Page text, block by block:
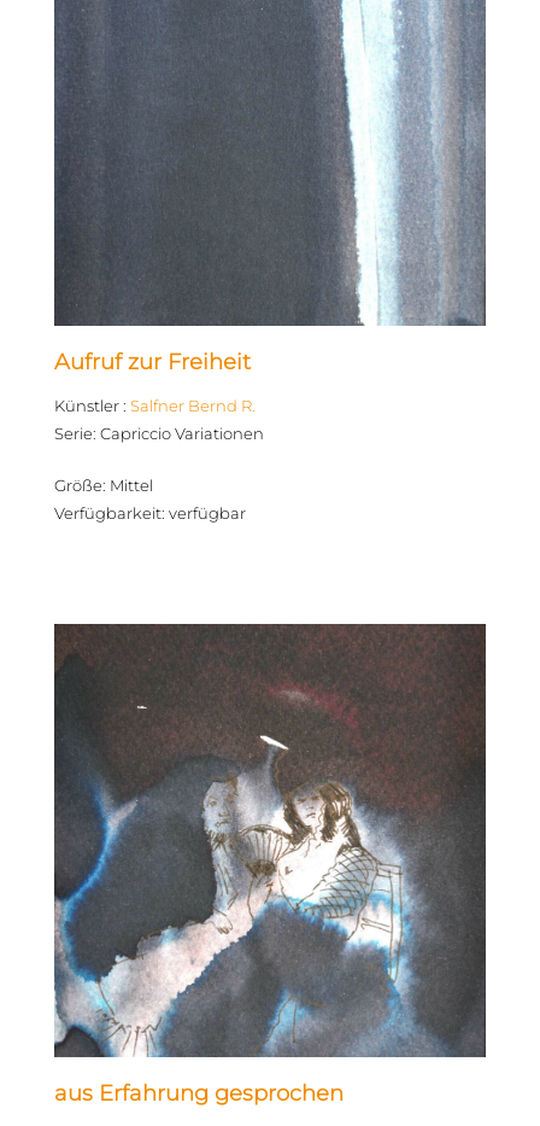
Aufruf zur Freiheit
Künstler: Salfner Bernd R.
Serie: Capriccio Variationen
Größe: Mittel
Verfügbarkeit: verfügbar
aus Erfahrung gesprochen